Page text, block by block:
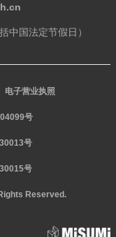
中国法定节假日）
电子营业执照
号
号
号
Reserved.